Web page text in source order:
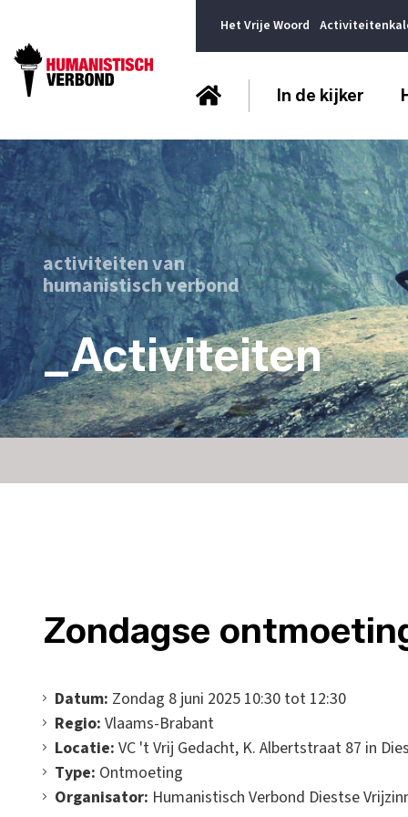
Het Vrije Woord
In de kijker
activiteiten van
humanistisch verbond
_Activiteiten
Zondagse
Datum: Zondag 8 juni 2025 10:30 tot 12:30
Regio: Vlaams-Brabant
Locatie: VC 't Vrij Gedacht, K. Albertstraat 87 in
Type: Ontmoeting
Organisator: Humanistisch Verbond Diestse